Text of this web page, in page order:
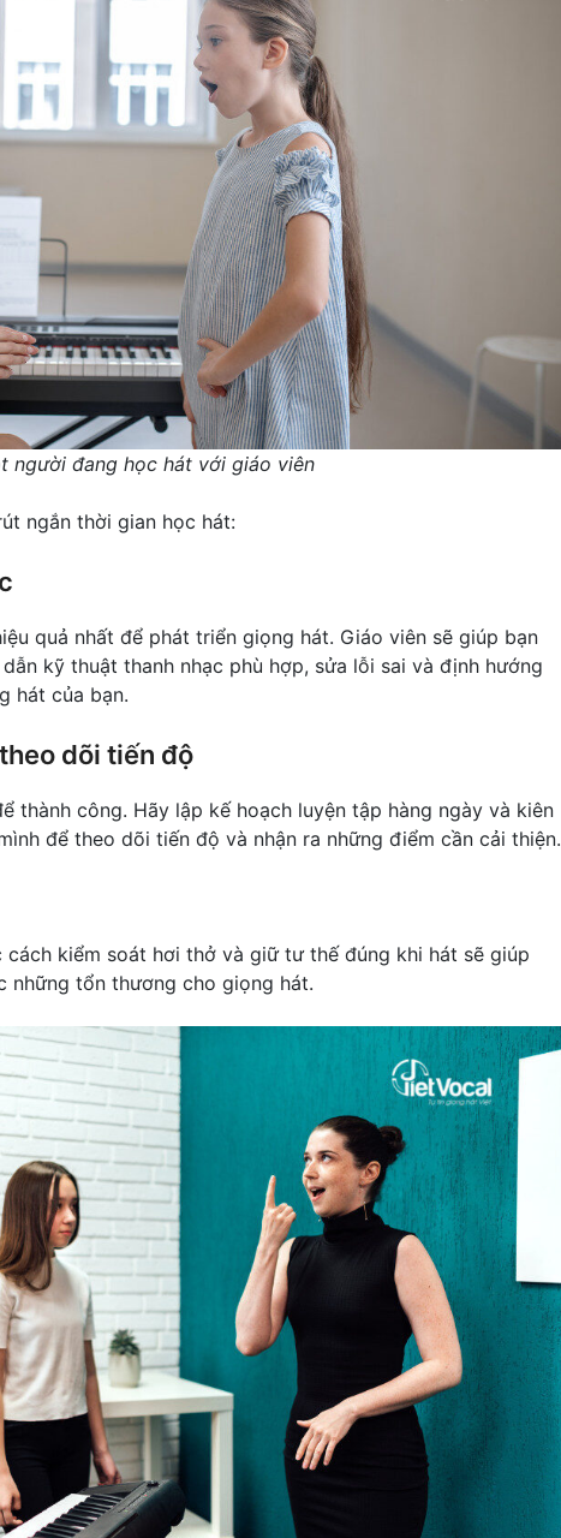
người đang học hát với giáo viên
ngắn thời gian học hát:
quả nhất để phát triển giọng hát. Giáo viên sẽ giúp bạn
kỹ thuật thanh nhạc phù hợp, sửa lỗi sai và định hướng
hát của bạn.
dõi tiến độ
thành công. Hãy lập kế hoạch luyện tập hàng ngày và kiên
để theo dõi tiến độ và nhận ra những điểm cần cải thiện.
kiểm soát hơi thở và giữ tư thế đúng khi hát sẽ giúp
những tổn thương cho giọng hát.